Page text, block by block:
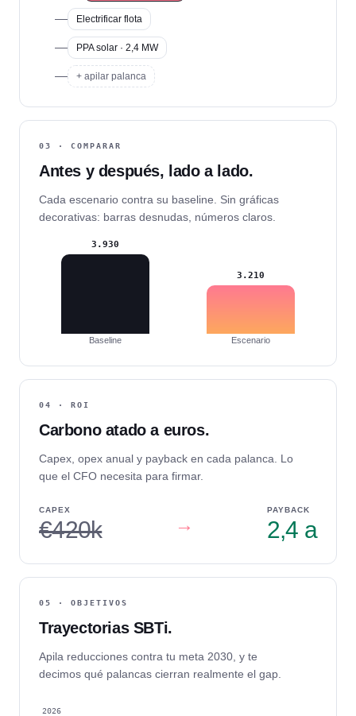
Electrificar flota
PPA solar · 2,4 MW
+ apilar palanca
03 · COMPARAR
Antes y después, lado a lado.
Cada escenario contra su baseline. Sin gráficas
decorativas: barras desnudas, números claros.
3.930
Baseline
3.210
Escenario
04 · ROI
Carbono atado a euros.
Capex, opex anual y payback en cada palanca. Lo
que el CFO necesita para firmar.
CAPEX
€420k →
PAYBACK
2,4 a
05 · OBJETIVOS
Trayectorias SBTi.
Apila reducciones contra tu meta 2030, y te
decimos qué palancas cierran realmente el gap.
2026